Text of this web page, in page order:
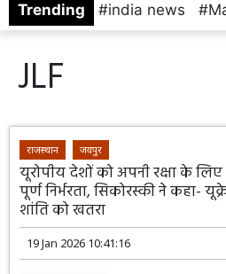
Trending india news
JLF
राजस्थान जयपुर
यूरोपीय देशों को अपनी रक्षा के
पूर्ण निर्भरता, सिकोरस्की ने कहा-
शांति को खतरा
19 Jan 2026 10:41:16